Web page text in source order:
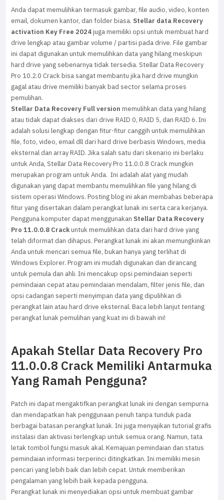
Anda dapat memulihkan termasuk gambar, file audio, video, konten
email, dokumen kantor, dan folder biasa. Stellar data Recovery
activation Key Free 2024juga memiliki opsi untuk membuat hard
drive lengkap atau gambar volume / partisi pada drive. File gambar
ini dapat digunakan untuk memulihkan data yang hilang meskipun
hard drive yang sebenarnya tidak tersedia. Stellar Data Recovery
Pro 10.2.0 Crack bisa sangat membantu jika hard drive mungkin
gagal atau drive memiliki banyak bad sector selama proses
pemulihan.
Stellar Data Recovery Full version memulihkan data yang hilang
atau tidak dapat diakses dari drive RAID 0, RAID 5, dan RAID 6. Ini
adalah solusi lengkap dengan fitur-fitur canggih untuk memulihkan
file, foto, video, email dll dari hard drive berbasis Windows, media
eksternal dan array RAID. Jika salah satu dari skenario ini berlaku
untuk Anda, Stellar Data Recovery Pro 11.0.0.8 Crack mungkin
merupakan program untuk Anda. Ini adalah alat yang mudah
digunakan yang dapat membantu memulihkan file yang hilang di
sistem operasi Windows. Posting blog ini akan membahas beberapa
fitur yang disertakan dalam perangkat lunak ini serta cara kerjanya.
Pengguna komputer dapat menggunakan Stellar Data Recovery
Pro 11.0.0.8 Crackuntuk memulihkan data dari hard drive yang
telah diformat dan dihapus. Perangkat lunak ini akan memungkinkan
Anda untuk mencari semua file, bukan hanya yang terlihat di
Windows Explorer. Program ini mudah digunakan dan dirancang
untuk pemula dan ahli. Ini mencakup opsi pemindaian seperti
pemindaian cepat atau pemindaian mendalam, filter jenis file, dan
opsi cadangan seperti menyimpan data yang dipulihkan di
perangkat lain atau hard drive eksternal. Baca lebih lanjut tentang
perangkat lunak pemulihan yang kuat ini di bawah ini!
Apakah Stellar Data Recovery Pro
11.0.0.8 Crack Memiliki Antarmuka
Yang Ramah Pengguna?
Patch ini dapat mengaktifkan perangkat lunak ini dengan sempurna
dan mendapatkan hak penggunaan penuh tanpa tunduk pada
berbagai batasan perangkat lunak. Ini juga menyajikan tutorial grafis
instalasi dan aktivasi terlengkap untuk semua orang. Namun, tata
letak tombol fungsi masuk akal. Kemajuan pemindaian dan status
pemindaian informasi terperinci ditingkatkan. Ini memiliki mesin
pencari yang lebih baik dan lebih cepat. Untuk memberikan
pengalaman yang lebih baik kepada pengguna.
Perangkat lunak ini menyediakan opsi untuk membuat gambar